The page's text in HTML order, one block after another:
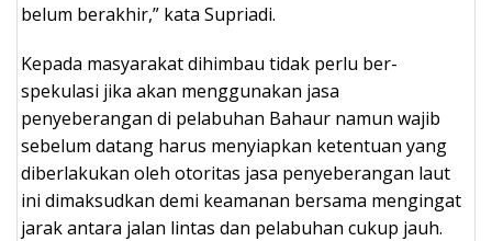
belum berakhir,” kata Supriadi.
Kepada masyarakat dihimbau tidak perlu ber-
spekulasi jika akan menggunakan jasa
penyeberangan di pelabuhan Bahaur namun wajib
sebelum datang harus menyiapkan ketentuan yang
diberlakukan oleh otoritas jasa penyeberangan laut
ini dimaksudkan demi keamanan bersama mengingat
jarak antara jalan lintas dan pelabuhan cukup jauh.